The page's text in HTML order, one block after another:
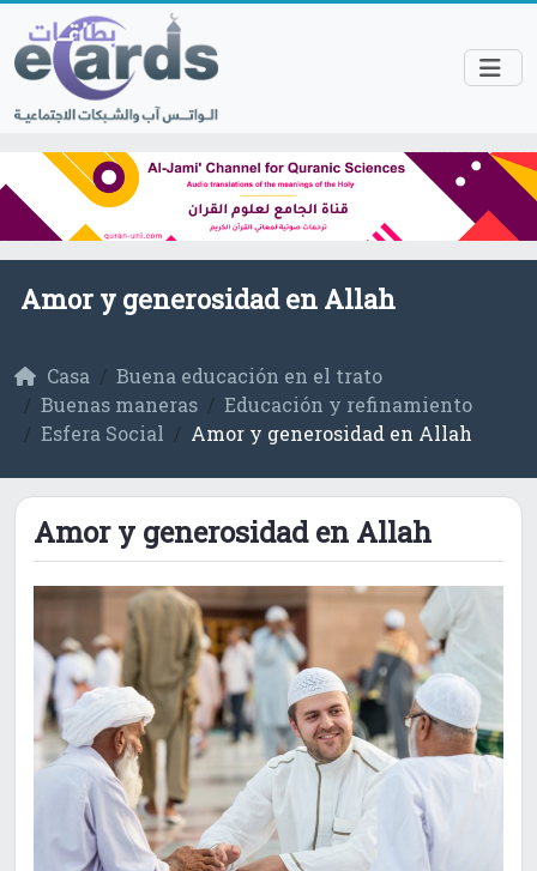
Amor y generosidad en Allah
Casa
Buena educación en el trato
Buenas maneras
Educación y refinamiento
Esfera Social
Amor y generosidad en Allah
Amor y generosidad en Allah